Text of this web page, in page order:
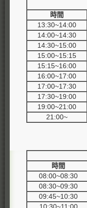
時間
13:30~14:00
14:00~14:30
14:30~15:00
15:00~15:15
15:15~16:00
16:00~17:00
17:00~17:30
17:30~19:00
19:00~21:00
21:00~
時間
08:00~08:30
08:30~09:30
09:45~10:30